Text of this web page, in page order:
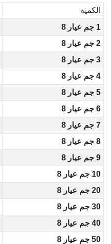
الكمية
1 جم عيار 8
2 جم عيار 8
3 جم عيار 8
4 جم عيار 8
5 جم عيار 8
6 جم عيار 8
7 جم عيار 8
8 جم عيار 8
9 جم عيار 8
10 جم عيار 8
20 جم عيار 8
30 جم عيار 8
40 جم عيار 8
50 جم عيار 8